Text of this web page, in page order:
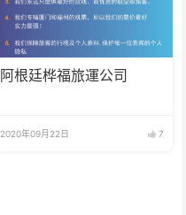
阿根廷桦福旅運公司
2020年09月22日 7